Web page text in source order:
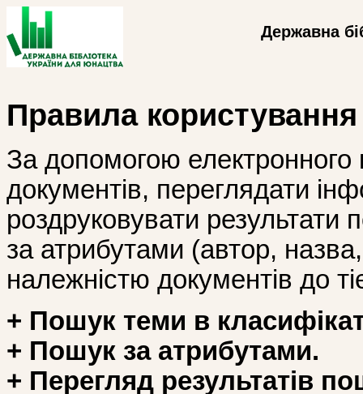
Державна
Правила
За допомогою
документів, переглядати
роздруковувати
за атрибутами (автор, назва,
належністю документів до
+ Пошук теми в
+ Пошук за атрибутами.
+ Перегляд результатів